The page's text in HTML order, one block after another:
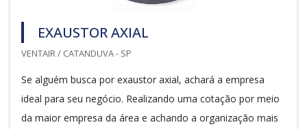
EXAUSTOR AXIAL
VENTAIR / CATANDUVA - SP
Se alguém busca por exaustor axial, achará a empresa
ideal para seu negócio. Realizando uma cotação por meio
da maior empresa da área e achando a organização mais